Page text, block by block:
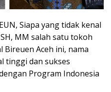
Siapa yang tidak kenal
MM salah satu tokoh
Bireuen Aceh ini, nama
tinggi dan sukses
Program Indonesia